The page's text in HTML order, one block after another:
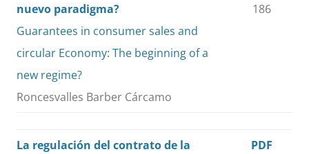
nuevo paradigma?
Guarantees in consumer sales and
circular Economy: The beginning of a
new regime?
Roncesvalles Barber Cárcamo
186
La regulación del contrato de la
PDF